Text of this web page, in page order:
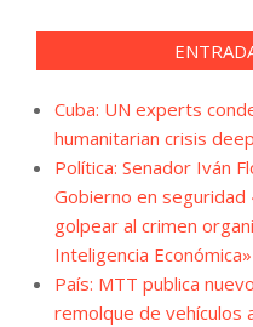
Cuba: UN experts
humanitarian crisis
Política: Senador Iván
Gobierno en seguridad
golpear al crimen
Inteligencia Económica»
País: MTT publica
remolque de vehículos